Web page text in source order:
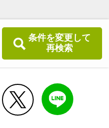
条件を変更して
再検索